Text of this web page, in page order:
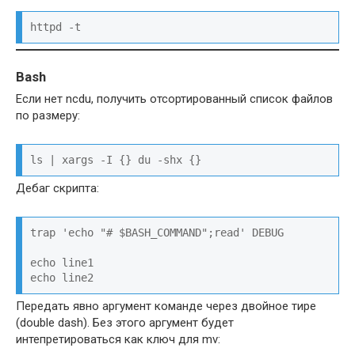
httpd -t
Bash
Если нет ncdu, получить отсортированный список файлов
по размеру:
ls | xargs -I {} du -shx {}
Дебаг скрипта:
trap 'echo "# $BASH_COMMAND";read' DEBUG
echo line1
echo line2
Передать явно аргумент команде через двойное тире
(double dash). Без этого аргумент будет
интепретироваться как ключ для mv: